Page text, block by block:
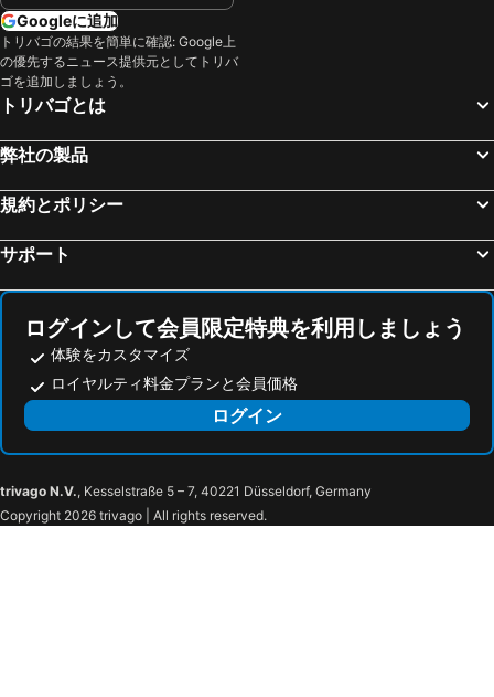
The Madras Grand
Park Plaza Chennai OMR
The K11 Business Class-Near US Consulate
ザ レインツリー セント メアリーズ ロード
ホテル マウント マナー
Sheraton Grand Chennai Resort & Spa, Mahabalipuram
Googleに追加
トリバゴの結果を簡単に確認: Google上
の優先するニュース提供元としてトリバ
ゴを追加しましょう。
トリバゴとは
弊社の製品
規約とポリシー
サポート
ログインして会員限定特典を利用しましょう
体験をカスタマイズ
ロイヤルティ料金プランと会員価格
ログイン
trivago N.V., Kesselstraße 5 – 7, 40221 Düsseldorf, Germany
Copyright 2026 trivago | All rights reserved.